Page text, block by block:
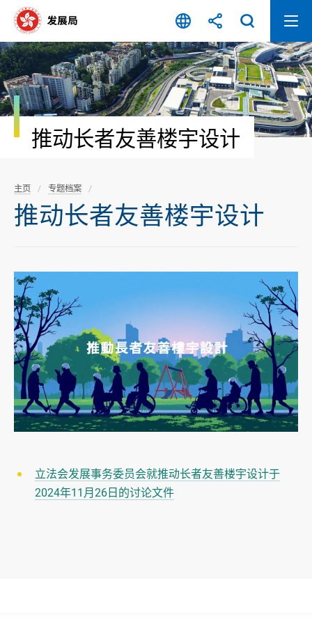
容
开
始
推动长者友善楼宇设计
主页 专题档案
推动长者友善楼宇设计
立法会发展事务委员会就推动长者友善楼宇设计于
2024年11月26日的讨论文件